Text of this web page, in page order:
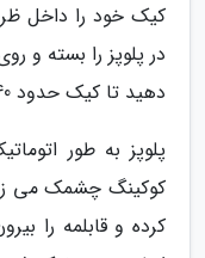
کیک خود را داخل
در پلوپز را بسته و
دهید تا کیک حدود 40 دقیقه بپزد.
کوکینگ چشمک می زند.
کرده و قابلمه را